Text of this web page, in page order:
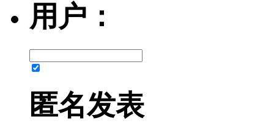
用户：
匿名发表